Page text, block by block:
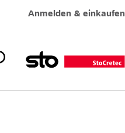
Anmelden & einkaufen